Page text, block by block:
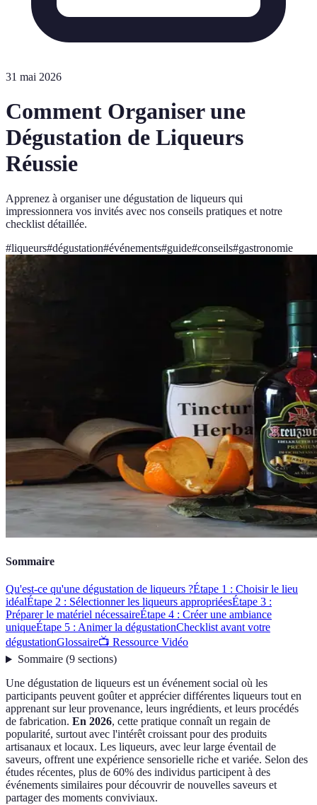
31 mai 2026
Comment Organiser une
Dégustation de Liqueurs
Réussie
Apprenez à organiser une dégustation de liqueurs qui
impressionnera vos invités avec nos conseils pratiques et notre
checklist détaillée.
#liqueurs#dégustation#événements#guide#conseils#gastronomie
Sommaire
Qu'est-ce qu'une dégustation de liqueurs ?Étape 1 : Choisir le lieu
idéalÉtape 2 : Sélectionner les liqueurs appropriéesÉtape 3 :
Préparer le matériel nécessaireÉtape 4 : Créer une ambiance
uniqueÉtape 5 : Animer la dégustationChecklist avant votre
dégustationGlossaire📺 Ressource Vidéo
Sommaire(9 sections)
Une dégustation de liqueurs est un événement social où les
participants peuvent goûter et apprécier différentes liqueurs tout en
apprenant sur leur provenance, leurs ingrédients, et leurs procédés
de fabrication. En 2026, cette pratique connaît un regain de
popularité, surtout avec l'intérêt croissant pour des produits
artisanaux et locaux. Les liqueurs, avec leur large éventail de
saveurs, offrent une expérience sensorielle riche et variée. Selon des
études récentes, plus de 60% des individus participent à des
événements similaires pour découvrir de nouvelles saveurs et
partager des moments conviviaux.